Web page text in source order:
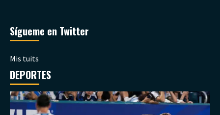
Sígueme en Twitter
Mis tuits
DEPORTES